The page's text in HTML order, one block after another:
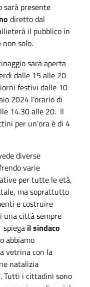
sarà presente
diretto dal
il pubblico in
solo.
sarà aperta
dalle 15 alle 20
festivi dalle 10
2024 l’orario di
14.30 alle 20. Il
per un'ora è di 4
diverse
varie
per tutte le età,
ma soprattutto
e costruire
una città sempre
il sindaco
abbiamo
vetrina con la
natalizia
Tutti i cittadini sono